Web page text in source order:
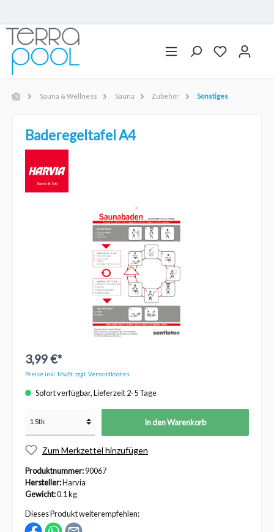
Sauna & Wellness Sauna Zubehör Sonstiges
Baderegeltafel A4
3,99 €*
Preise inkl. MwSt. zzgl. Versandkosten
Sofort verfügbar, Lieferzeit 2-5 Tage
In den Warenkorb
Zum Merkzettel hinzufügen
Produktnummer:90067
Hersteller:Harvia
Gewicht:0.1 kg
Dieses Produkt weiterempfehlen: